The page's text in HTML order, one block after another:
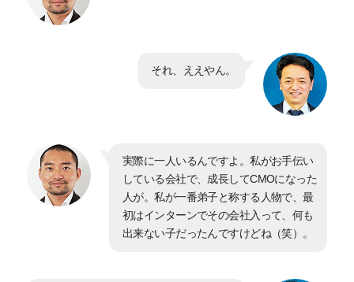
それ、ええやん。
実際に一人いるんですよ。私がお手伝い
している会社で、成長してCMOになった
人が。私が一番弟子と称する人物で、最
初はインターンでその会社入って、何も
出来ない子だったんですけどね（笑）。